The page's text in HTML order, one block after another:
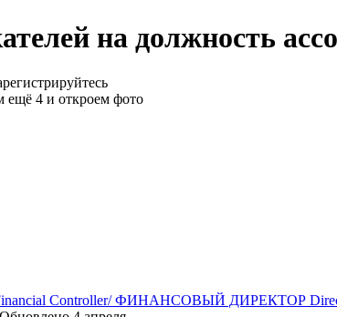
на должность
ещё 4 и откроем фото
Controller/ ФИНАНСОВЫЙ ДИРЕКТОР